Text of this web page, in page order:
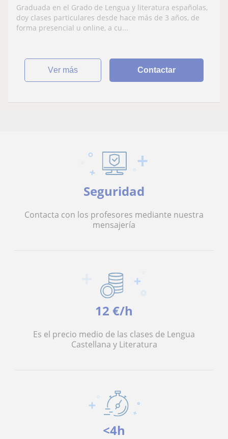
Graduada en el Grado de Lengua y literatura españolas,
doy clases particulares desde hace más de 3 años, de
forma presencial u online, a cu...
ver más Contactar
Seguridad
Contacta con los profesores mediante nuestra
mensajería
12 €/h
Es el precio medio de las clases de Lengua
Castellana y Literatura
<4h